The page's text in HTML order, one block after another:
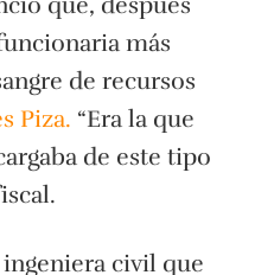
más
de recursos
Piza. “Era la que
de este tipo
ingeniera civil que